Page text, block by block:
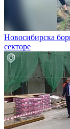
Новосибирска
секторе